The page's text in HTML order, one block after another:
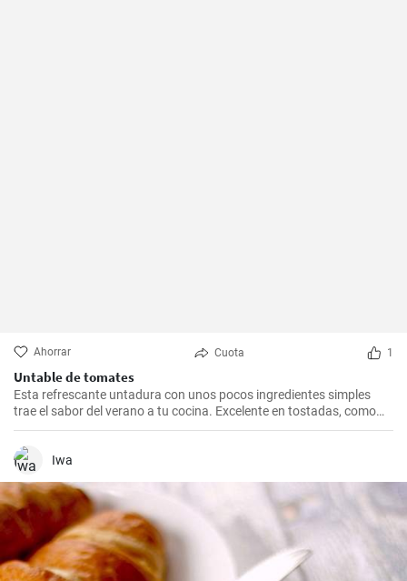
Ahorrar Cuota 1
Untable de tomates
Esta refrescante untadura con unos pocos ingredientes simples
trae el sabor del verano a tu cocina. Excelente en tostadas, como
dip para palitos de verduras o como una tapa de pan.
Iwa